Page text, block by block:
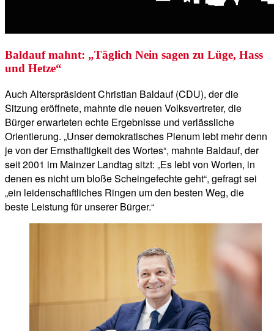
Baldauf mahnt: „Täglich Nein sagen zu Lüge, Hass
und Hetze“
Auch Alterspräsident Christian Baldauf (CDU), der die
Sitzung eröffnete, mahnte die neuen Volksvertreter, die
Bürger erwarteten echte Ergebnisse und verlässliche
Orientierung. „Unser demokratisches Plenum lebt mehr denn
je von der Ernsthaftigkeit des Wortes“, mahnte Baldauf, der
seit 2001 im Mainzer Landtag sitzt: „Es lebt von Worten, in
denen es nicht um bloße Scheingefechte geht“, gefragt sei
„ein leidenschaftliches Ringen um den besten Weg, die
beste Leistung für unserer Bürger.“